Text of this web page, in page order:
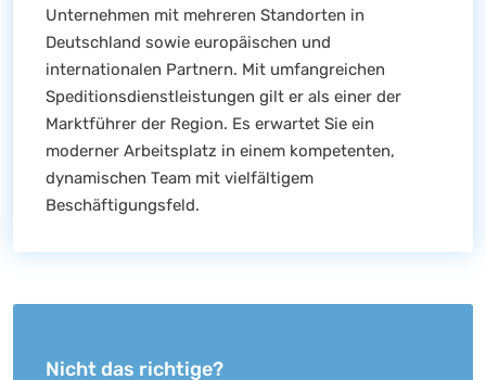
Unternehmen mit mehreren Standorten in
Deutschland sowie europäischen und
internationalen Partnern. Mit umfangreichen
Speditionsdienstleistungen gilt er als einer der
Marktführer der Region. Es erwartet Sie ein
moderner Arbeitsplatz in einem kompetenten,
dynamischen Team mit vielfältigem
Beschäftigungsfeld.
Nicht das richtige?